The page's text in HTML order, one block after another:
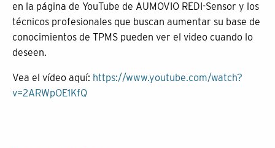
en la página de YouTube de AUMOVIO REDI-Sensor y los
técnicos profesionales que buscan aumentar su base de
conocimientos de TPMS pueden ver el video cuando lo
deseen.
Vea el vídeo aquí: https://www.youtube.com/watch?
v=2ARWpOE1KfQ